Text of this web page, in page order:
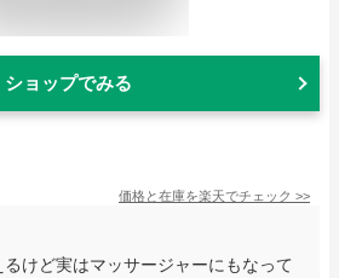
ショップでみる
価格と在庫を楽天でチェック >>
けど実はマッサージャーにもなって